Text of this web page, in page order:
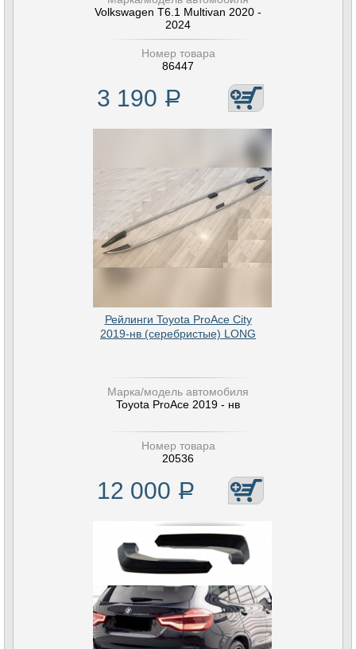
Volkswagen T6.1 Multivan 2020 -
2024
Номер товара
86447
3 190 Р
Рейлинги Toyota ProAce City
2019-нв (серебристые) LONG
Марка/модель автомобиля
Toyota ProAce 2019 - нв
Номер товара
20536
12 000 Р